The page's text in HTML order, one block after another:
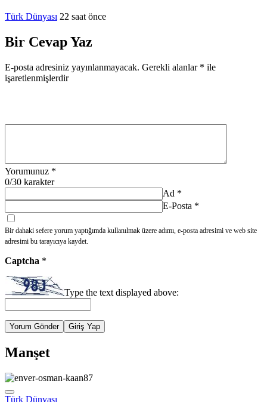
Türk Dünyası 22 saat önce
Bir Cevap Yaz
E-posta adresiniz yayınlanmayacak. Gerekli alanlar * ile
işaretlenmişlerdir
Yorumunuz *
0/30 karakter
Ad *
E-Posta *
Bir dahaki sefere yorum yaptığımda kullanılmak üzere adımı, e-posta adresimi ve web site
adresimi bu tarayıcıya kaydet.
Captcha *
Type the text displayed above:
Yorum Gönder Giriş Yap
Manşet
Türk Dünyası